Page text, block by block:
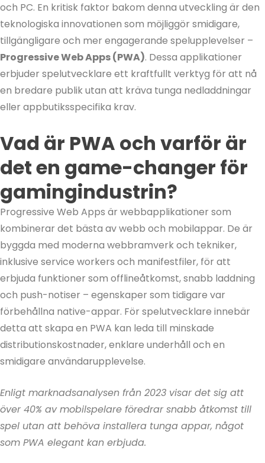
och PC. En kritisk faktor bakom denna utveckling är den
teknologiska innovationen som möjliggör smidigare,
tillgängligare och mer engagerande spelupplevelser –
Progressive Web Apps (PWA). Dessa applikationer
erbjuder spelutvecklare ett kraftfullt verktyg för att nå
en bredare publik utan att kräva tunga nedladdningar
eller appbutiksspecifika krav.
Vad är PWA och varför är
det en game-changer för
gamingindustrin?
Progressive Web Apps är webbapplikationer som
kombinerar det bästa av webb och mobilappar. De är
byggda med moderna webbramverk och tekniker,
inklusive service workers och manifestfiler, för att
erbjuda funktioner som offlineåtkomst, snabb laddning
och push-notiser – egenskaper som tidigare var
förbehållna native-appar. För spelutvecklare innebär
detta att skapa en PWA kan leda till minskade
distributionskostnader, enklare underhåll och en
smidigare användarupplevelse.
Enligt marknadsanalysen från 2023 visar det sig att
över 40% av mobilspelare föredrar snabb åtkomst till
spel utan att behöva installera tunga appar, något
som PWA elegant kan erbjuda.